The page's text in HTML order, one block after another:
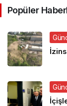
Popüler